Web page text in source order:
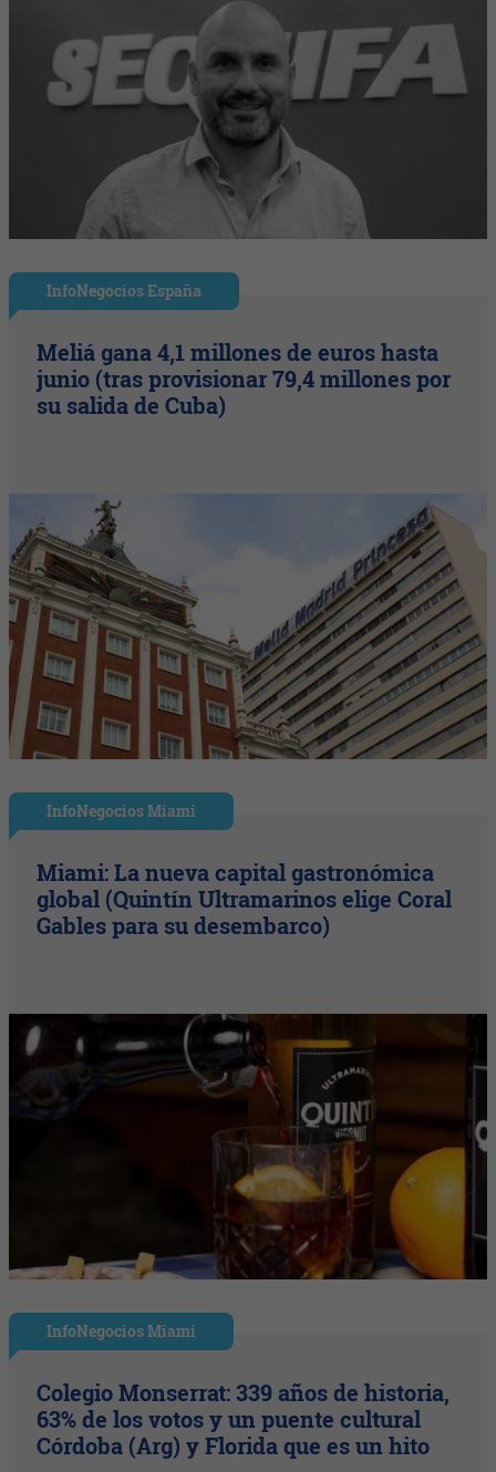
InfoNegocios España
Meliá gana 4,1 millones de euros hasta
junio (tras provisionar 79,4 millones por
su salida de Cuba)
InfoNegocios Miami
Miami: La nueva capital gastronómica
global (Quintín Ultramarinos elige Coral
Gables para su desembarco)
InfoNegocios Miami
Colegio Monserrat: 339 años de historia,
63% de los votos y un puente cultural
Córdoba (Arg) y Florida que es un hito